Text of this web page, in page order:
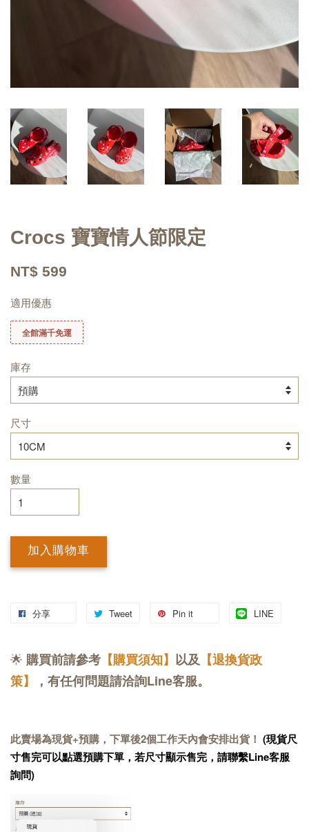
Crocs 寶寶情人節限定
NT$ 599
適用優惠
全館滿千免運
庫存
尺寸
數量
加入購物車
分享 Tweet Pin it LINE
🌟 購買前請參考 【購買須知】 以及 【退換貨政
策】
，有任何問題請洽詢Line客服。
此賣場為現貨+預購，下單後2個工作天內會安排出貨！ (現貨尺
寸售完可以點選預購下單，若尺寸顯示售完，請聯繫Line客服
詢問)